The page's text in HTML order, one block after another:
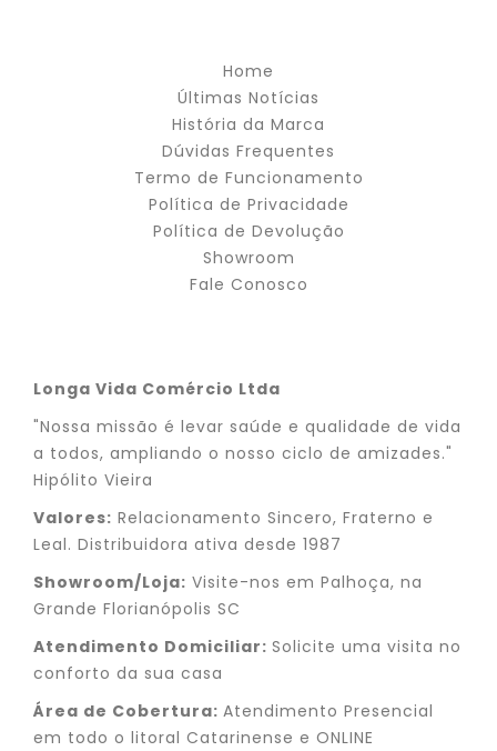
Home
Últimas Notícias
História da Marca
Dúvidas Frequentes
Termo de Funcionamento
Política de Privacidade
Política de Devolução
Showroom
Fale Conosco
Longa Vida Comércio Ltda
"Nossa missão é levar saúde e qualidade de vida
a todos, ampliando o nosso ciclo de amizades."
Hipólito Vieira
Valores: Relacionamento Sincero, Fraterno e
Leal. Distribuidora ativa desde 1987
Showroom/Loja: Visite-nos em Palhoça, na
Grande Florianópolis SC
Atendimento Domiciliar: Solicite uma visita no
conforto da sua casa
Área de Cobertura: Atendimento Presencial
em todo o litoral Catarinense e ONLINE